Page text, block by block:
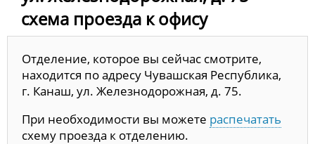
схема проезда к офису
Отделение, которое вы сейчас смотрите,
находится по адресу Чувашская Республика,
г. Канаш, ул. Железнодорожная, д. 75.
При необходимости вы можете распечатать
схему проезда к отделению.